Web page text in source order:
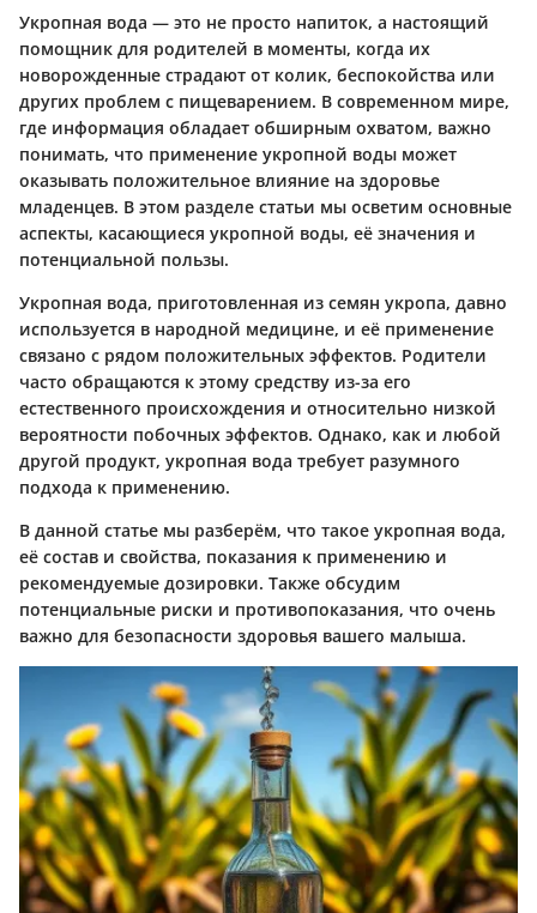
Укропная вода — это не просто напиток, а настоящий
помощник для родителей в моменты, когда их
новорожденные страдают от колик, беспокойства или
других проблем с пищеварением. В современном мире,
где информация обладает обширным охватом, важно
понимать, что применение укропной воды может
оказывать положительное влияние на здоровье
младенцев. В этом разделе статьи мы осветим основные
аспекты, касающиеся укропной воды, её значения и
потенциальной пользы.
Укропная вода, приготовленная из семян укропа, давно
используется в народной медицине, и её применение
связано с рядом положительных эффектов. Родители
часто обращаются к этому средству из-за его
естественного происхождения и относительно низкой
вероятности побочных эффектов. Однако, как и любой
другой продукт, укропная вода требует разумного
подхода к применению.
В данной статье мы разберём, что такое укропная вода,
её состав и свойства, показания к применению и
рекомендуемые дозировки. Также обсудим
потенциальные риски и противопоказания, что очень
важно для безопасности здоровья вашего малыша.